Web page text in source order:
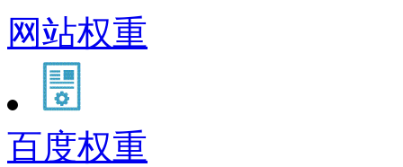
网站权重
百度权重